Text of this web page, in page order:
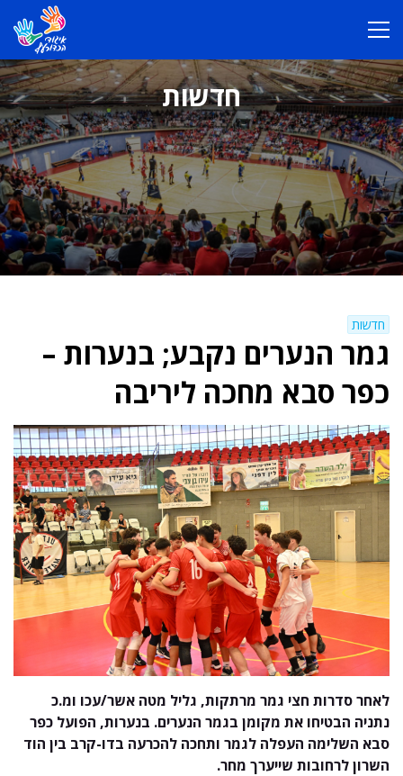
חדשות
חדשות
גמר הנערים נקבע; בנערות –
כפר סבא מחכה ליריבה
לאחר סדרות חצי גמר מרתקות, גליל מטה אשר/עכו ומ.כ
נתניה הבטיחו את מקומן בגמר הנערים. בנערות, הפועל כפר
סבא השלימה העפלה לגמר ותחכה להכרעה בדו-קרב בין הוד
השרון לרחובות שייערך מחר.